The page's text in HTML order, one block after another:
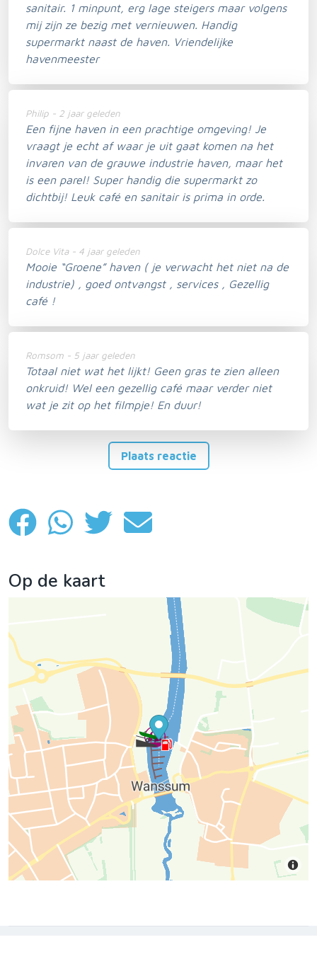
sanitair. 1 minpunt, erg lage steigers maar volgens
mij zijn ze bezig met vernieuwen. Handig
supermarkt naast de haven. Vriendelijke
havenmeester
Philip - 2 jaar geleden
Een fijne haven in een prachtige omgeving! Je
vraagt je echt af waar je uit gaat komen na het
invaren van de grauwe industrie haven, maar het
is een parel! Super handig die supermarkt zo
dichtbij! Leuk café en sanitair is prima in orde.
Dolce Vita - 4 jaar geleden
Mooie “Groene” haven ( je verwacht het niet na de
industrie) , goed ontvangst , services , Gezellig
café !
Romsom - 5 jaar geleden
Totaal niet wat het lijkt! Geen gras te zien alleen
onkruid! Wel een gezellig café maar verder niet
wat je zit op het filmpje! En duur!
Plaats reactie
Op de kaart